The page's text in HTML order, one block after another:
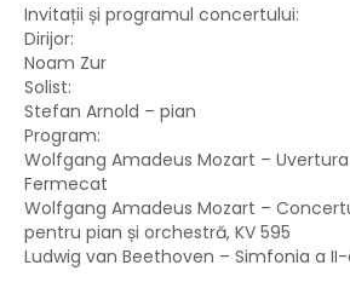
Invitații și programul concertului:
Dirijor:
Noam Zur
Solist:
Stefan Arnold – pian
Program:
Wolfgang Amadeus Mozart –
Fermecat
Wolfgang Amadeus Mozart –
pentru pian și orchestră, KV 595
Ludwig van Beethoven – Simfonia a